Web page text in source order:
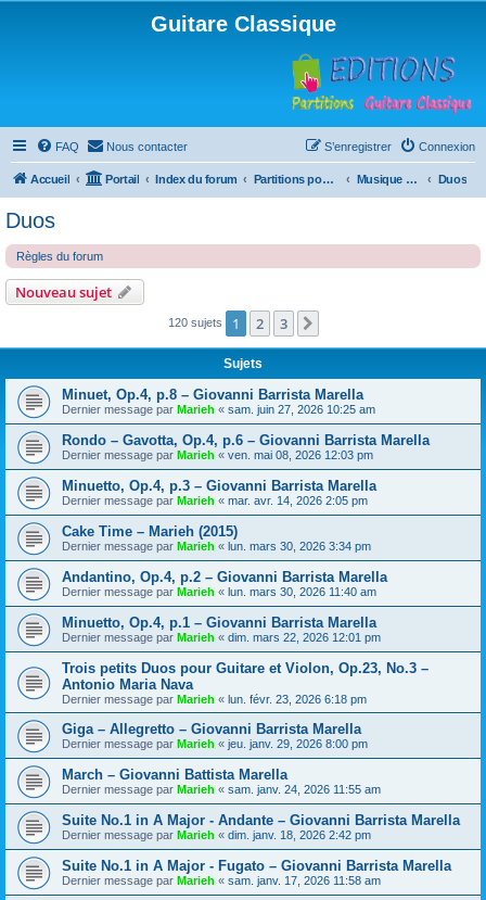
Guitare Classique
FAQ Nous contacter Connexion
S’enregistrer
Accueil Portail Index du forum Partitions pour guitare en libre téléchargement Musique d'ensemble Duos
Duos
Règles du forum
Nouveau sujet
120 sujets 1 2 3
Sujets
Minuet, Op.4, p.8 – Giovanni Barrista Marella
Dernier message par Marieh « sam. juin 27, 2026 10:25 am
Rondo – Gavotta, Op.4, p.6 – Giovanni Barrista Marella
Dernier message par Marieh « ven. mai 08, 2026 12:03 pm
Minuetto, Op.4, p.3 – Giovanni Barrista Marella
Dernier message par Marieh « mar. avr. 14, 2026 2:05 pm
Cake Time – Marieh (2015)
Dernier message par Marieh « lun. mars 30, 2026 3:34 pm
Andantino, Op.4, p.2 – Giovanni Barrista Marella
Dernier message par Marieh « lun. mars 30, 2026 11:40 am
Minuetto, Op.4, p.1 – Giovanni Barrista Marella
Dernier message par Marieh « dim. mars 22, 2026 12:01 pm
Trois petits Duos pour Guitare et Violon, Op.23, No.3 –
Antonio Maria Nava
Dernier message par Marieh « lun. févr. 23, 2026 6:18 pm
Giga – Allegretto – Giovanni Barrista Marella
Dernier message par Marieh « jeu. janv. 29, 2026 8:00 pm
March – Giovanni Battista Marella
Dernier message par Marieh « sam. janv. 24, 2026 11:55 am
Suite No.1 in A Major - Andante – Giovanni Barrista Marella
Dernier message par Marieh « dim. janv. 18, 2026 2:42 pm
Suite No.1 in A Major - Fugato – Giovanni Barrista Marella
Dernier message par Marieh « sam. janv. 17, 2026 11:58 am